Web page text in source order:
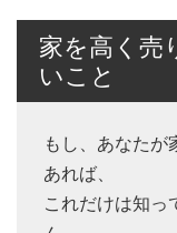
家を高く売
いこと
もし、あなたが
あれば、
これだけは知っ